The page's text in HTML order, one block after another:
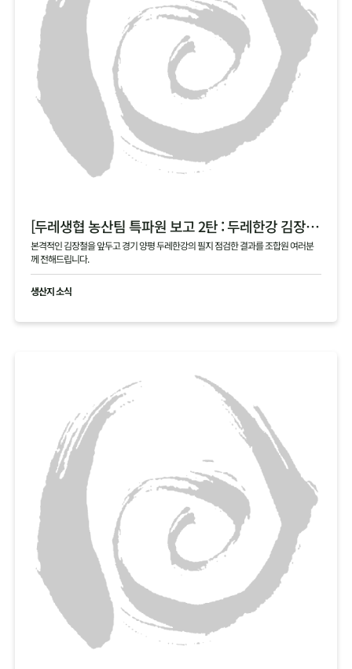
[두레생협 농산팀 특파원 보고 2탄 : 두레한강 김장 채소 필지 점검 현황 공유]
본격적인 김장철을 앞두고 경기 양평 두레한강의 필지 점검한 결과를 조합원 여러분
께 전해드립니다.
생산지 소식